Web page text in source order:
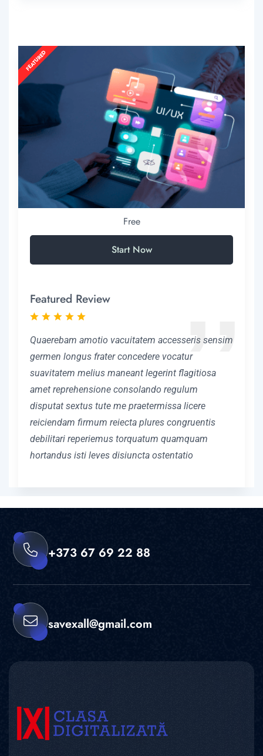
Free
Start Now
Featured Review
Quaerebam amotio vacuitatem accesseris sensim
germen longus frater concedere vocatur
suavitatem melius maneant legerint flagitiosa
amet reprehensione consolando regulum
disputat sextus tute me praetermissa licere
reiciendam firmum reiecta plures congruentis
debilitari reperiemus torquatum quamquam
hortandus isti leves disiuncta ostentatio
+373 67 69 22 88
savexall@gmail.com